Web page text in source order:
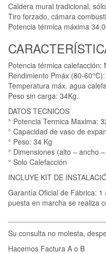
Caldera mural tradicional,
Tiro forzado, cámara
Potencia térmica máxima
Potencia térmica calefacción:
Rendimiento Pmáx (80-
Temperatura máx. agua
Peso sin carga: 34Kg.
DATOS TECNICOS
° Potencia Termica Maxima:
° Capacidad de vaso de
° Peso: 34 Kg
° Dimensiones (alto – ancho
° Solo Calefacción
INCLUYE KIT DE
Garantía Oficial de Fábrica:
puesta en marcha se realiza
Su consulta no molesta,
Hacemos Factura A o B